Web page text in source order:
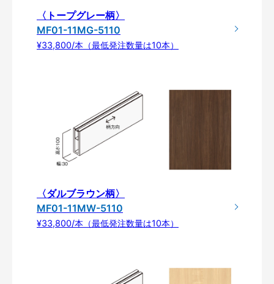
〈トープグレー柄〉
MF01-11MG-5110
¥33,800/本（最低発注数量は10本）
〈ダルブラウン柄〉
MF01-11MW-5110
¥33,800/本（最低発注数量は10本）